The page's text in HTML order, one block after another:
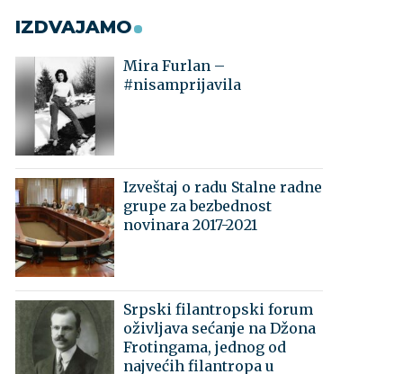
IZDVAJAMO
Mira Furlan –
#nisamprijavila
Izveštaj o radu Stalne radne
grupe za bezbednost
novinara 2017-2021
Srpski filantropski forum
oživljava sećanje na Džona
Frotingama, jednog od
najvećih filantropa u